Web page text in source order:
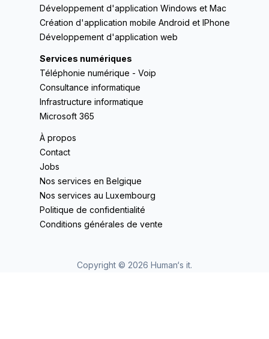
Développement d'application Windows et Mac
Création d'application mobile Android et IPhone
Développement d'application web
Services numériques
Téléphonie numérique - Voip
Consultance informatique
Infrastructure informatique
Microsoft 365
À propos
Contact
Jobs
Nos services en Belgique
Nos services au Luxembourg
Politique de confidentialité
Conditions générales de vente
Copyright © 2026 Human‘s it.